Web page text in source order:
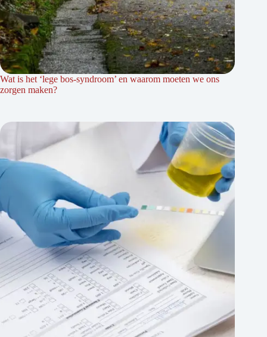
Wat is het ‘lege bos-syndroom’ en waarom moeten we ons
zorgen maken?